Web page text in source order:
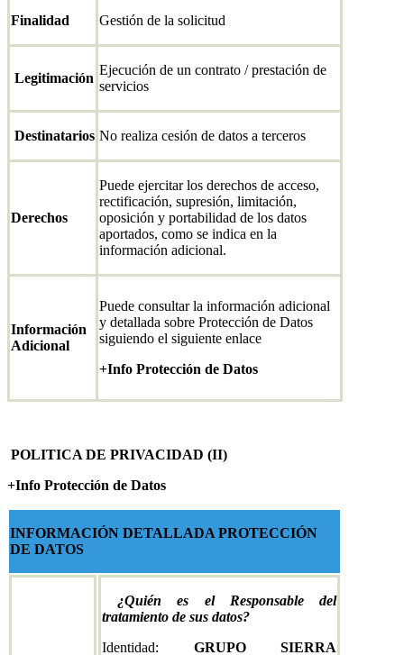
Finalidad Gestión de la solicitud
Legitimación
Ejecución de un contrato / prestación de
servicios
Destinatarios No realiza cesión de datos a terceros
Derechos
Puede ejercitar los derechos de acceso,
rectificación, supresión, limitación,
oposición y portabilidad de los datos
aportados, como se indica en la
información adicional.
Información
Adicional
Puede consultar la información adicional
y detallada sobre Protección de Datos
siguiendo el siguiente enlace
+Info Protección de Datos
POLITICA DE PRIVACIDAD (II)
+Info Protección de Datos
INFORMACIÓN DETALLADA PROTECCIÓN
DE DATOS
¿Quién es el Responsable del
tratamiento de sus datos?
Identidad: GRUPO SIERRA